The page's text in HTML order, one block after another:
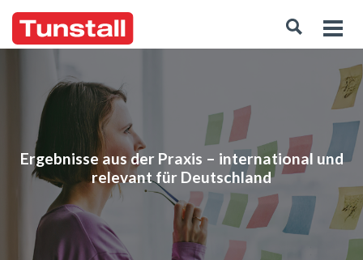
Ergebnisse aus der Praxis – international und
relevant für Deutschland